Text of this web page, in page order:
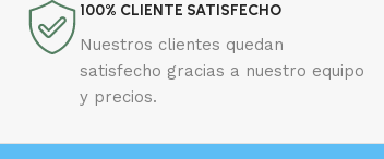
100% CLIENTE SATISFECHO
Nuestros clientes quedan
satisfecho gracias a nuestro equipo
y precios.